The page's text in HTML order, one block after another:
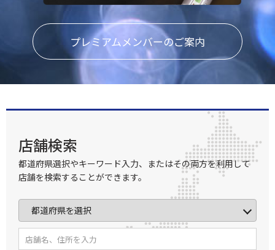
プレミアムメンバーのご案内
店舗検索
都道府県選択やキーワード入力、またはその両方を利用して
店舗を検索することができます。